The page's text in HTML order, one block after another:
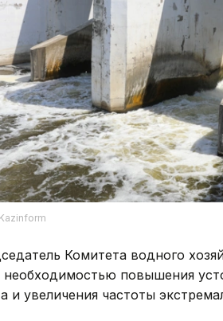
Комитета водного
необходимостью повышения
и увеличения частоты